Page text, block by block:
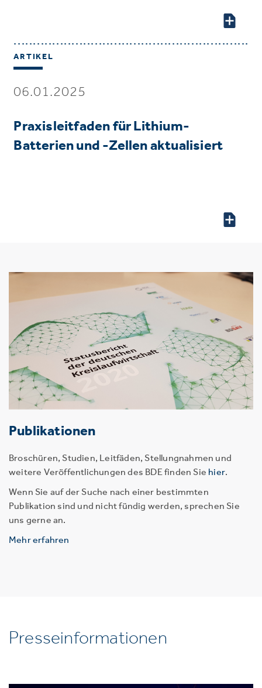
ARTIKEL
06.01.2025
Praxisleitfaden für Lithium-
Batterien und -Zellen aktualisiert
Publikationen
Broschüren, Studien, Leitfäden, Stellungnahmen und
weitere Veröffentlichungen des BDE finden Sie hier.
Wenn Sie auf der Suche nach einer bestimmten
Publikation sind und nicht fündig werden, sprechen Sie
uns gerne an.
Mehr erfahren
Presseinformationen